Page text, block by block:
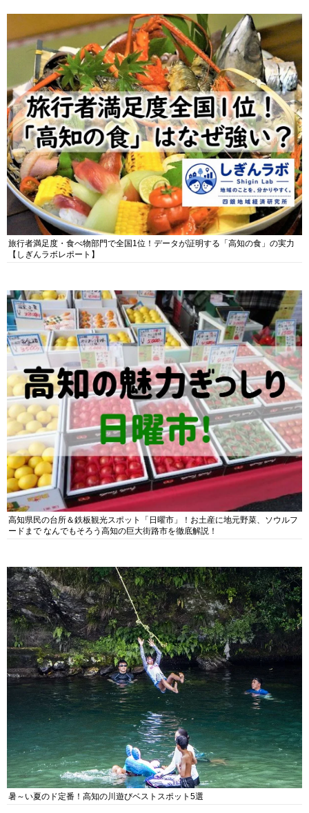
旅行者満足度・食べ物部門で全国1位！データが証明する「高知の食」の実力
【しぎんラボレポート】
高知県民の台所＆鉄板観光スポット「日曜市」！お土産に地元野菜、ソウルフ
ードまで なんでもそろう高知の巨大街路市を徹底解説！
暑～い夏のド定番！高知の川遊びベストスポット5選